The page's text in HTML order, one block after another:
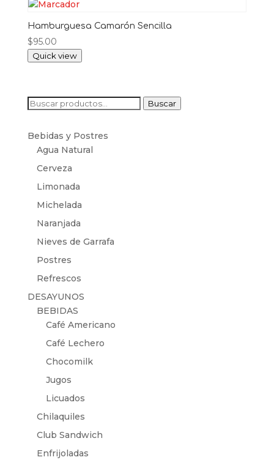
Hamburguesa Camarón Sencilla
$95.00
Quick view
Buscar
Buscar
Bebidas y Postres
Agua Natural
Cerveza
Limonada
Michelada
Naranjada
Nieves de Garrafa
Postres
Refrescos
DESAYUNOS
BEBIDAS
Café Americano
Café Lechero
Chocomilk
Jugos
Licuados
Chilaquiles
Club Sandwich
Enfrijoladas